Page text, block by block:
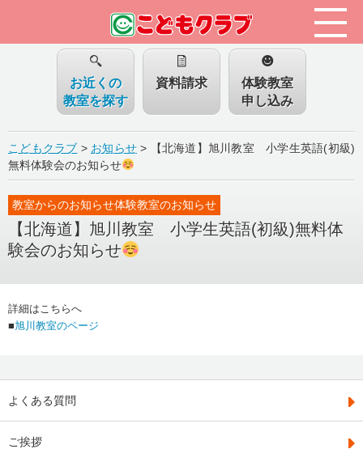
お近くの
教室を探す
資料請求
体験教室
申し込み
こどもクラブ> お知らせ >
【北海道】旭川教室 小学生英語(初級)
無料体験会のお知らせ
【北海道】旭川教室 小学生英語(初級)無料体
験会のお知らせ
教室からのお知らせ体験教室のお知らせ
詳細はこちらへ
■旭川教室のページ
よくある質問
ご挨拶